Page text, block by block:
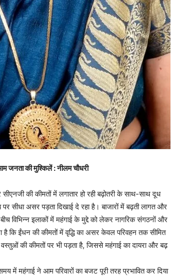
की मुश्किलें : नीलम चौधरी
की कीमतों में लगातार हो रही बढ़ोतरी के साथ-साथ दूध
असर पड़ता दिखाई दे रहा है। बाजारों में बढ़ती लागत और
विभिन्न इलाकों में महंगाई के मुद्दे को लेकर नागरिक संगठनों और
है कि ईंधन की कीमतों में वृद्धि का असर केवल परिवहन तक सीमित
की कीमतों पर भी पड़ता है, जिससे महंगाई का दायरा और बढ़
में महंगाई ने आम परिवारों का बजट पूरी तरह प्रभावित कर दिया